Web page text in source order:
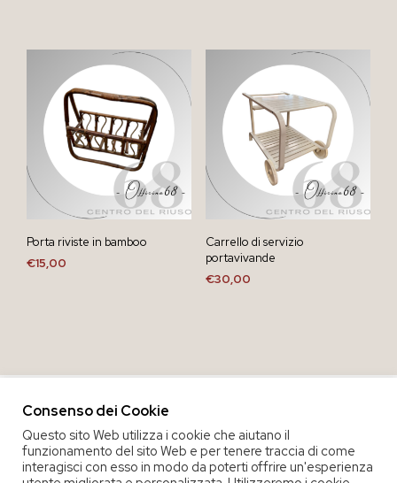
Porta riviste in bamboo
€15,00
Carrello di servizio
portavivande
€30,00
Consenso dei Cookie
Questo sito Web utilizza i cookie che aiutano il
funzionamento del sito Web e per tenere traccia di come
interagisci con esso in modo da poterti offrire un'esperienza